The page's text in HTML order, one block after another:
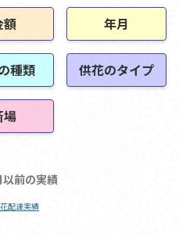
額 年月
種類 供花のタイプ
場
前の実績
配達実績